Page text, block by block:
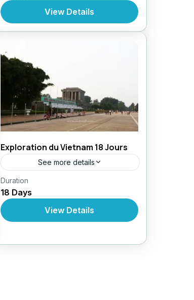
Au VietnamView Details
Exploration du Vietnam 18 Jours
See more details
Circuit au Vietnam
Forfait
Au Vietnam
Duration
18 Days
View Details